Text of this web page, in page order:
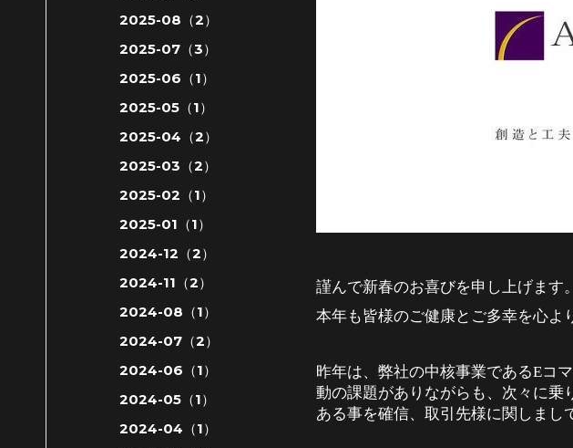
謹んで新春のお喜びを申し上げます。
本年も皆様のご健康とご多幸を心よ
昨年は、弊社の中核事業であるEコ
動の課題がありながらも、次々に
ある事を確信、取引先様に関しまし
2025-08（2）
2025-07（3）
2025-06（1）
2025-05（1）
2025-04（2）
2025-03（2）
2025-02（1）
2025-01（1）
2024-12（2）
2024-11（2）
2024-08（1）
2024-07（2）
2024-06（1）
2024-05（1）
2024-04（1）